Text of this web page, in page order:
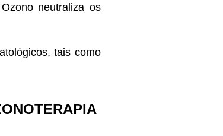
neutraliza os
tais como